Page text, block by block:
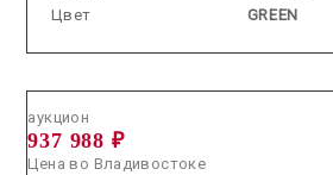
Цвет
GREEN
аукцион
937 988 ₽
Цена во Владивостоке